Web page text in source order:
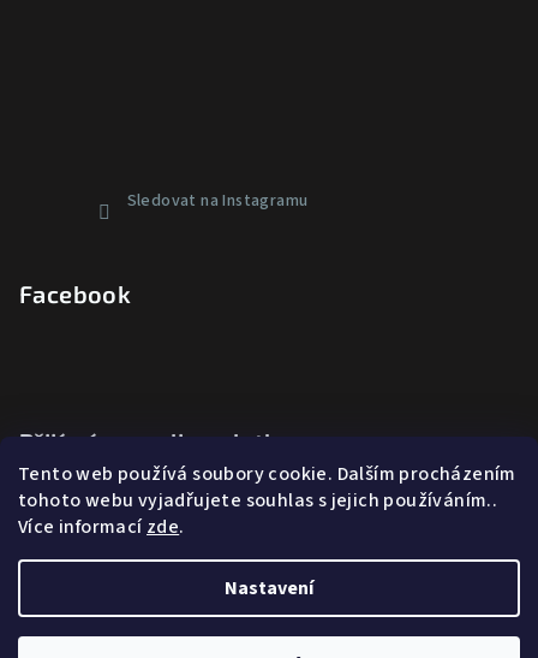
Tento web používá soubory cookie. Dalším procházením
tohoto webu vyjadřujete souhlas s jejich používáním..
Více informacízde.
Nastavení
Sledovat na Instagramu
Facebook
Přijímáme online platby